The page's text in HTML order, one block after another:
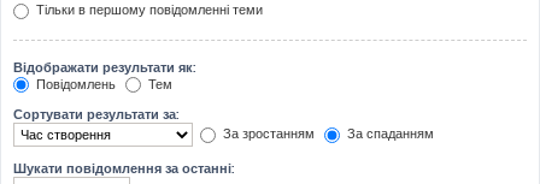
Тільки в першому повідомленні теми
Відображати результати як:
Повідомлень
Тем
Сортувати результати за:
За зростанням
За спаданням
Шукати повідомлення за останні: